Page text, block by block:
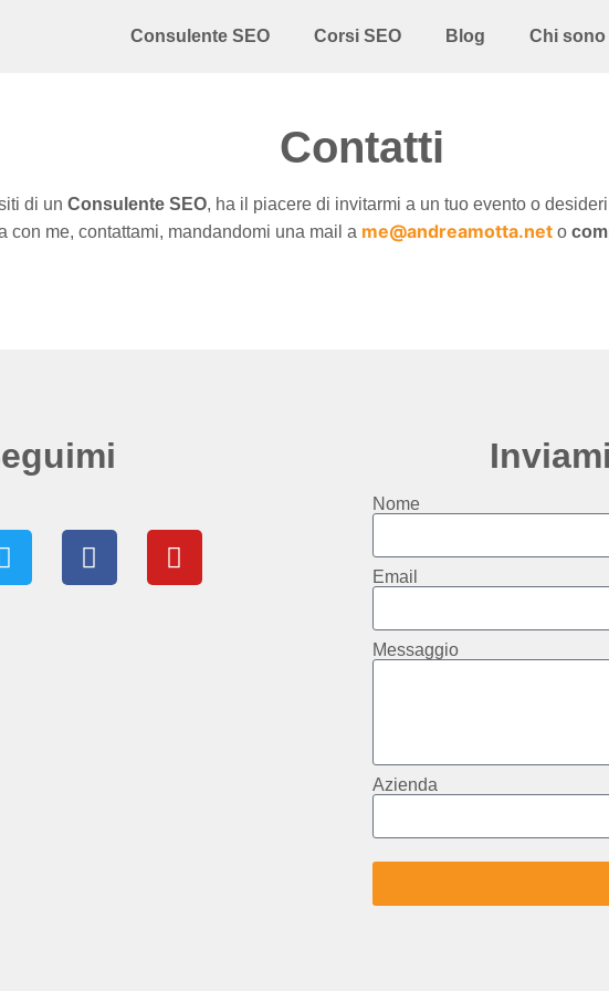
Consulente SEO Corsi SEO Blog Chi sono
Contatti
di un Consulente SEO, ha il piacere di invitarmi a un tuo evento o
con me, contattami, mandandomi una mail a me@andreamotta.net o
Nome
Email
Messaggio
Azienda